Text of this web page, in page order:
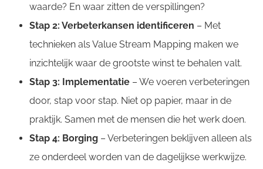
waarde? En waar zitten de verspillingen?
Stap 2: Verbeterkansen identificeren – Met
technieken als Value Stream Mapping maken we
inzichtelijk waar de grootste winst te behalen valt.
Stap 3: Implementatie – We voeren verbeteringen
door, stap voor stap. Niet op papier, maar in de
praktijk. Samen met de mensen die het werk doen.
Stap 4: Borging – Verbeteringen beklijven alleen als
ze onderdeel worden van de dagelijkse werkwijze.